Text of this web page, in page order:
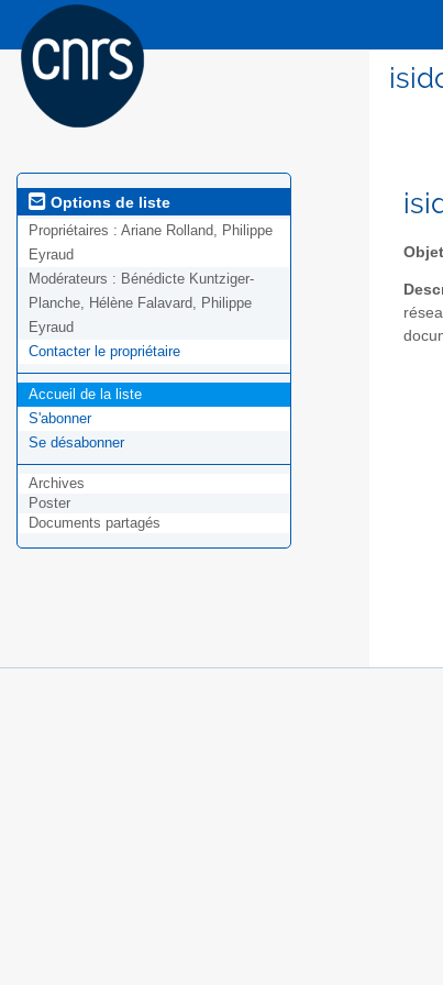
Options de liste
Propriétaires : Ariane Rolland, Philippe
Eyraud
Modérateurs : Bénédicte Kuntziger-
Planche, Hélène Falavard, Philippe
Eyraud
Contacter le propriétaire
Accueil de la liste
S'abonner
Se désabonner
Archives
Poster
Documents partagés